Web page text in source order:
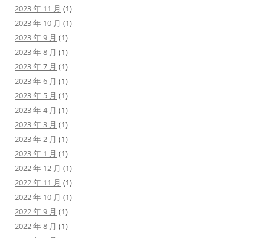
2023 年 11 月 (1)
2023 年 10 月 (1)
2023 年 9 月 (1)
2023 年 8 月 (1)
2023 年 7 月 (1)
2023 年 6 月 (1)
2023 年 5 月 (1)
2023 年 4 月 (1)
2023 年 3 月 (1)
2023 年 2 月 (1)
2023 年 1 月 (1)
2022 年 12 月 (1)
2022 年 11 月 (1)
2022 年 10 月 (1)
2022 年 9 月 (1)
2022 年 8 月 (1)